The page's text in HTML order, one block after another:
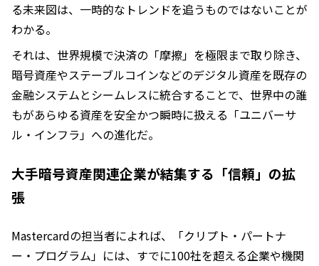
る未来図は、一時的なトレンドを追うものではないことが
わかる。
それは、世界規模で決済の「摩擦」を極限まで取り除き、
暗号資産やステーブルコインなどのデジタル資産を既存の
金融システムとシームレスに統合することで、世界中の誰
もがあらゆる資産を安全かつ瞬時に扱える「ユニバーサ
ル・インフラ」への進化だ。
大手暗号資産関連企業が結集する「信頼」の拡
張
Mastercardの担当者によれば、「クリプト・パートナ
ー・プログラム」には、すでに100社を超える企業や機関